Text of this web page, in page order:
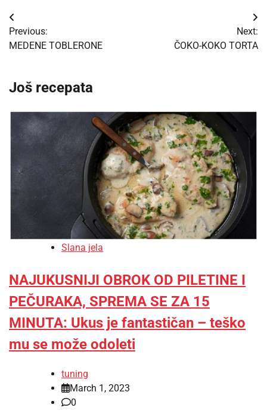
Post
navigation
Previous:
MEDENE TOBLERONE
Next:
ČOKO-KOKO TORTA
Još recepata
Slana jela
NAJUKUSNIJI OBROK OD PILETINE I
PEČURAKA, SPREMA SE ZA 15
MINUTA: Ukus je fantastičan – teško
mu se može odoleti
tuning
March 1, 2023
0